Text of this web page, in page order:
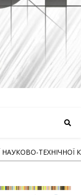
ТЕХНІЧНОЇ